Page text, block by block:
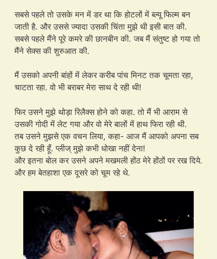
सबसे पहले तो उसके मन में डर था कि होटलों में ब्ल्यू फिल्म बन
जाती है. और उससे ज्यादा उसकी चिंता मुझे थी इसी बात की.
सबसे पहले मैंने पूरे कमरे की छानबीन की. जब मैं संतुष्ट हो गया तो
मैंने सेक्स की शुरुआत की.
मैं उसको अपनी बांहों में लेकर करीब पांच मिनट तक चूमता रहा,
चाटता रहा. वो भी बराबर मेरा साथ दे रही थी!
फिर उसने मुझे थोड़ा रिलैक्स होने को कहा. तो मैं भी आराम से
उसकी गोदी में लेट गया और वो मेरे बालों में हाथ फिरा रही थी.
तब उसने मुझसे एक वचन लिया, कहा- आज मैं आपको अपना सब
कुछ दे रही हूँ. प्लीज् मुझे कभी धोखा नहीं देना!
और इतना बोल कर उसने अपने मखमली होंठ मेरे होंठों पर रख दिये.
और हम बेतहाशा एक दूसरे को चूम रहे थे.